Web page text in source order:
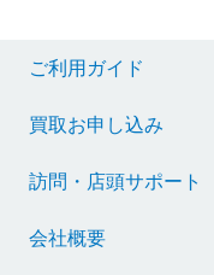
ご利用ガイド
買取お申し込み
訪問・店頭サポート
会社概要